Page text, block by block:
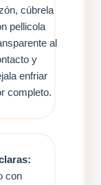
cúbrela
pellicola
al
y
enfriar
completo.
con